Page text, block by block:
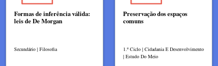
Formas de inferência válida:
leis de De Morgan
Secundário | Filosofia
Preservação dos espaços
comuns
1.º Ciclo | Cidadania E Desenvolvimento
| Estudo Do Meio